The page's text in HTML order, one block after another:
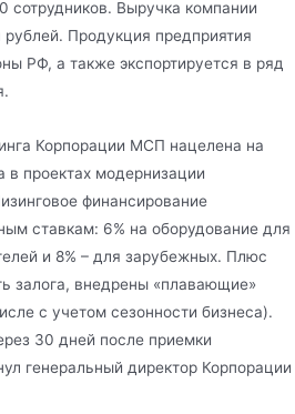
сотрудников. Выручка компании
Продукция предприятия
РФ, а также экспортируется в ряд
Корпорации МСП нацелена на
в проектах модернизации
финансирование
ставкам: 6% на оборудование для
и 8% – для зарубежных. Плюс
залога, внедрены «плавающие»
с учетом сезонности бизнеса).
30 дней после приемки
генеральный директор Корпорации